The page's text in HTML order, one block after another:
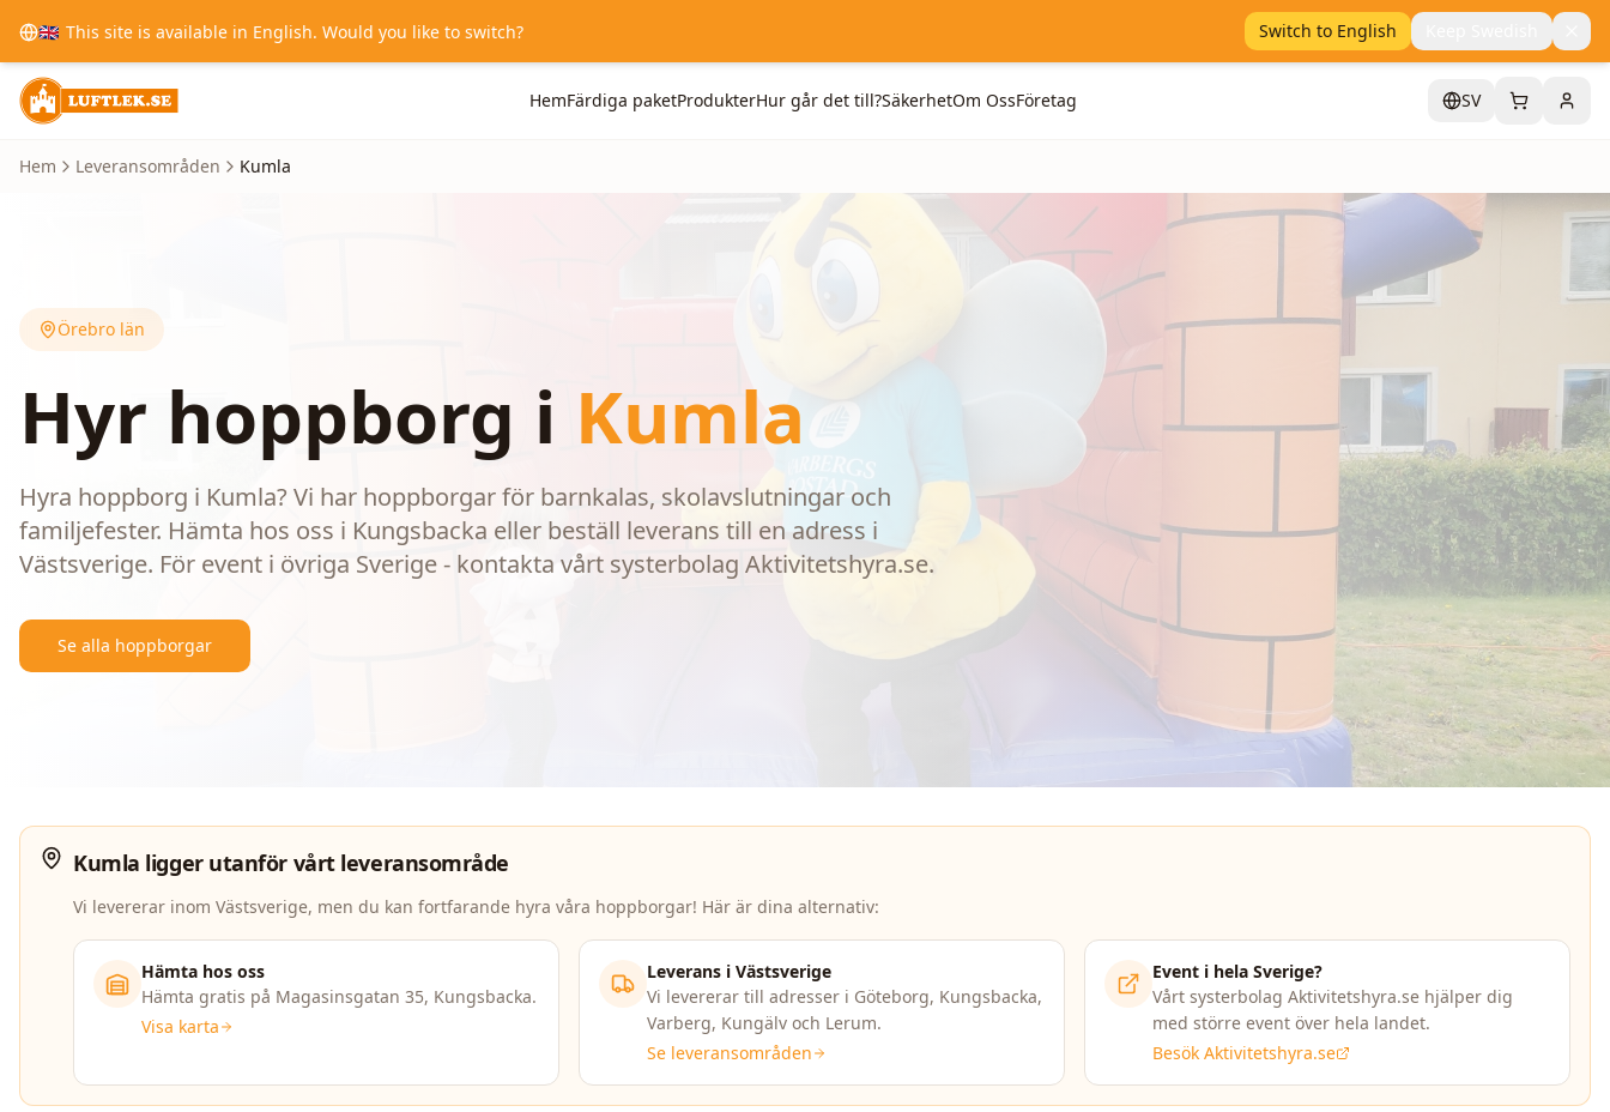
🇬🇧 This site is available in English. Would you like to switch? Switch to English
HemFärdiga paketProdukterHur går det till?SäkerhetOm OssFöretag SV
Hem Leveransområden Kumla
Örebro län
Hyr hoppborg i Kumla
Hyra hoppborg i Kumla? Vi har hoppborgar för barnkalas, skolavslutningar och
familjefester. Hämta hos oss i Kungsbacka eller beställ leverans till en adress i
Västsverige. För event i övriga Sverige - kontakta vårt systerbolag Aktivitetshyra.se.
Se alla hoppborgar
Kumla ligger utanför vårt leveransområde
Vi levererar inom Västsverige, men du kan fortfarande hyra våra hoppborgar! Här är dina alternativ:
Hämta hos oss
Hämta gratis på Magasinsgatan 35, Kungsbacka.
Visa karta
Leverans i Västsverige
Vi levererar till adresser i Göteborg, Kungsbacka,
Varberg, Kungälv och Lerum.
Se leveransområden
Event i hela Sverige?
Vårt systerbolag Aktivitetshyra.se hjälper dig
med större event över hela landet.
Besök Aktivitetshyra.se